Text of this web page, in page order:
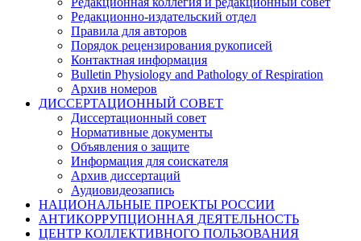
Редакционно-издательский отдел
Правила для авторов
Порядок рецензирования рукописей
Контактная информация
Bulletin Physiology and Pathology of Respiration
Архив номеров
ДИССЕРТАЦИОННЫЙ СОВЕТ
Диссертационный совет
Нормативные документы
Объявления о защите
Информация для соискателя
Архив диссертаций
Аудиовидеозапись
НАЦИОНАЛЬНЫЕ ПРОЕКТЫ РОССИИ
АНТИКОРРУПЦИОННАЯ ДЕЯТЕЛЬНОСТЬ
ЦЕНТР КОЛЛЕКТИВНОГО ПОЛЬЗОВАНИЯ